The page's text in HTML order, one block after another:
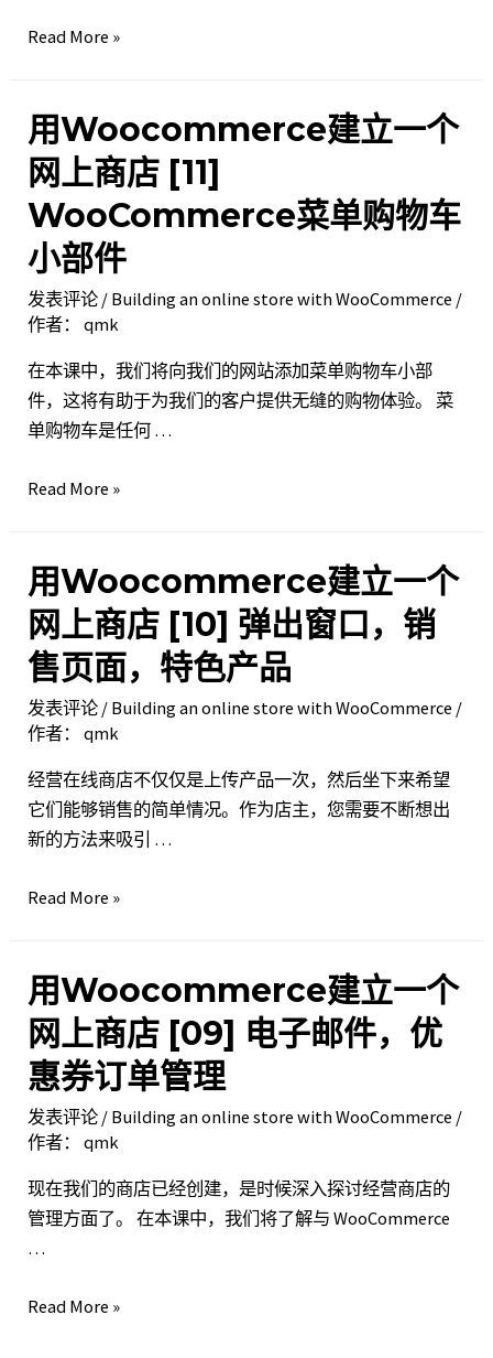
化
性
能
用
立
一
个
网
上
商
店 [12]
使
用
WooCommerce
动
标
Read More »
用Woocommerce建立一个
网上商店 [11]
WooCommerce菜单购物车
小部件
发表评论 / Building an online store with WooCommerce /
作者：
qmk
在本课中，我们将向我们的网站添加菜单购物车小部
件，这将有助于为我们的客户提供无缝的购物体验。 菜
单购物车是任何 …
用
立
一
个
网
上
商
WooCommerce
菜
单
物
部
件
Read More »
用Woocommerce建立一个
网上商店 [10] 弹出窗口，销
售页面，特色产品
发表评论 / Building an online store with WooCommerce /
作者：
qmk
经营在线商店不仅仅是上传产品一次，然后坐下来希望
它们能够销售的简单情况。作为店主，您需要不断想出
新的方法来吸引 …
用
立
一
个
网
上
商
弹
出
窗
销
Read More »
用Woocommerce建立一个
网上商店 [09] 电子邮件，优
惠券订单管理
发表评论 / Building an online store with WooCommerce /
作者：
qmk
现在我们的商店已经创建，是时候深入探讨经营商店的
管理方面了。 在本课中，我们将了解与 WooCommerce
…
用
Read More »